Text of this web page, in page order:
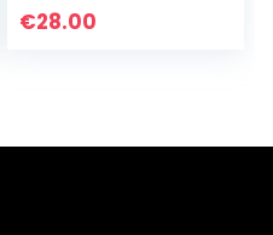
€28.00